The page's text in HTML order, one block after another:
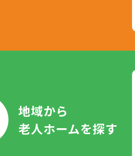
地域から
老人ホームを探す